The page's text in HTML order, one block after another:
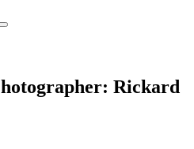
Rickard